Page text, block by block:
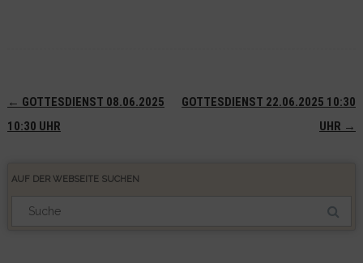
Navigation
(Beiträge)
← GOTTESDIENST 08.06.2025
10:30 UHR
GOTTESDIENST 22.06.2025 10:30
UHR →
AUF DER WEBSEITE SUCHEN